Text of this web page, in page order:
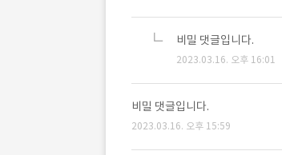
비밀 댓글입니다.
2023.03.16. 오후 16:01
비밀 댓글입니다.
2023.03.16. 오후 15:59